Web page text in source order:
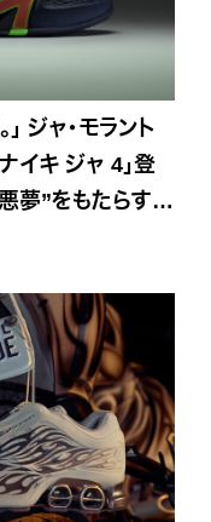
ジャ・モラント
イキ ジャ 4」登
夢”をもたらす一